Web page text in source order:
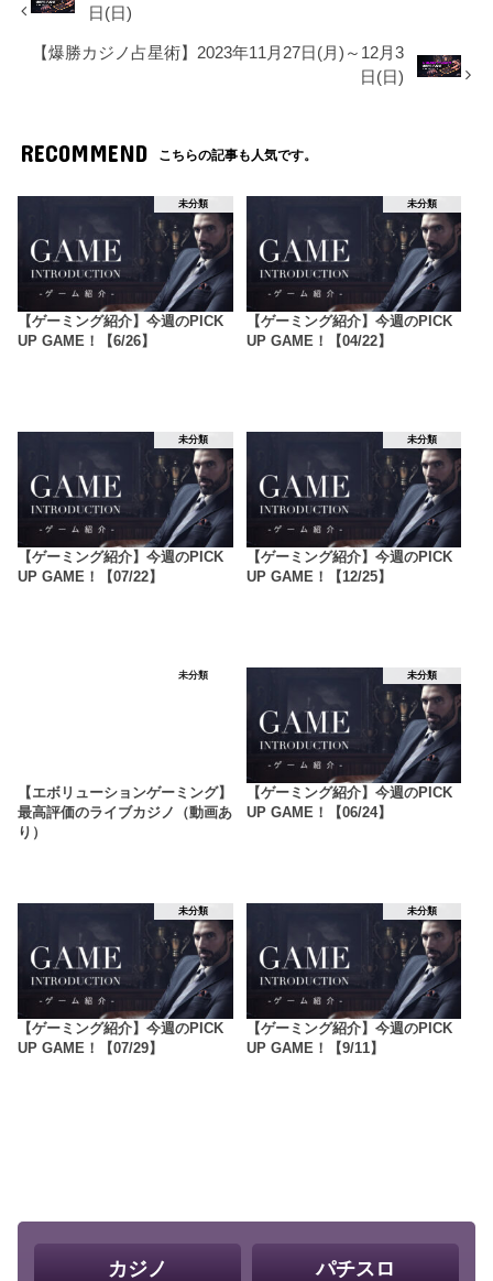
日(日)
【爆勝カジノ占星術】2023年11月27日(月)～12月3
日(日)
RECOMMEND こちらの記事も人気です。
未分類
【ゲーミング紹介】今週のPICK
UP GAME！【6/26】
未分類
【ゲーミング紹介】今週のPICK
UP GAME！【04/22】
未分類
【ゲーミング紹介】今週のPICK
UP GAME！【07/22】
未分類
【ゲーミング紹介】今週のPICK
UP GAME！【12/25】
未分類
【エボリューションゲーミング】
最高評価のライブカジノ（動画あ
り）
未分類
【ゲーミング紹介】今週のPICK
UP GAME！【06/24】
未分類
【ゲーミング紹介】今週のPICK
UP GAME！【07/29】
未分類
【ゲーミング紹介】今週のPICK
UP GAME！【9/11】
カジノ パチスロ